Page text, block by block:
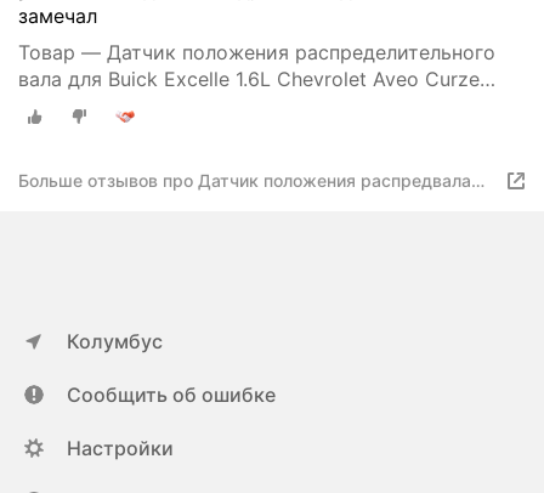
замечал
Товар — Датчик положения распределительного
вала для Buick Excelle 1.6L Chevrolet Aveo Curze
Lacetti Rezzo Tacuma Pontiac Wave Daewoo
96253544
Больше отзывов про Датчик положения распредвала
Колумбус
Сообщить об ошибке
Настройки